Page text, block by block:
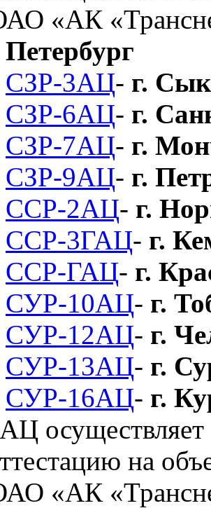
Петербург
СЗР-3АЦ- г.
СЗР-6АЦ- г.
СЗР-7АЦ- г.
СЗР-9АЦ- г.
ССР-2АЦ- г.
ССР-3ГАЦ- г.
ССР-ГАЦ- г.
СУР-10АЦ- г.
СУР-12АЦ- г.
СУР-13АЦ- г.
СУР-16АЦ- г.